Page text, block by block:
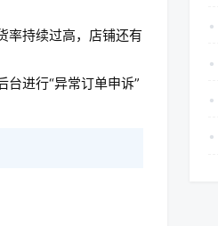
率持续过高，店铺还有
进行“异常订单申诉”